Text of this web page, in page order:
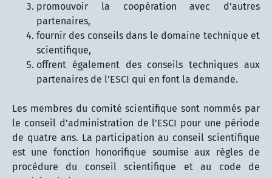
promouvoir la coopération avec d'autres
partenaires,
fournir des conseils dans le domaine technique et
scientifique,
offrent également des conseils techniques aux
partenaires de l'ESCI qui en font la demande.
Les membres du comité scientifique sont nommés par
le conseil d'administration de l'ESCI pour une période
de quatre ans. La participation au conseil scientifique
est une fonction honorifique soumise aux règles de
procédure du conseil scientifique et au code de